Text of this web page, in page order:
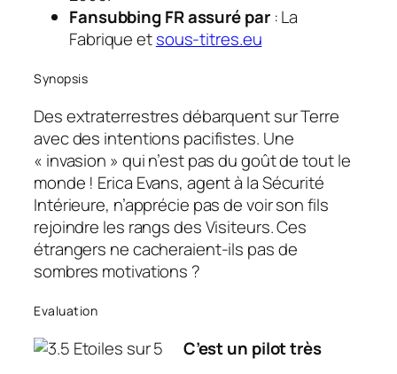
Fansubbing FR assuré par:La
Fabrique etsous-titres.eu
Synopsis
Des extraterrestres débarquent sur Terre
avec des intentions pacifistes. Une
« invasion » qui n’est pas du goût de tout le
monde ! Erica Evans, agent à la Sécurité
Intérieure, n’apprécie pas de voir son fils
rejoindre les rangs des Visiteurs. Ces
étrangers ne cacheraient-ils pas de
sombres motivations ?
Evaluation
C’est un pilottrès